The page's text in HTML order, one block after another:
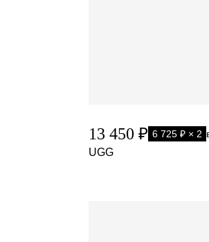
13 450 ₽ 6 725 ₽ × 2
UGG